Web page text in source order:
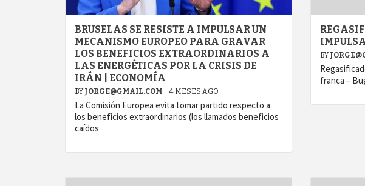
BRUSELAS SE RESISTE A IMPULSAR UN
MECANISMO EUROPEO PARA GRAVAR
LOS BENEFICIOS EXTRAORDINARIOS A
LAS ENERGÉTICAS POR LA CRISIS DE
IRÁN | ECONOMÍA
BY JORGE@GMAIL.COM 4 MESES AGO
La Comisión Europea evita tomar partido respecto a
los beneficios extraordinarios (los llamados beneficios
caídos
BY
franca –